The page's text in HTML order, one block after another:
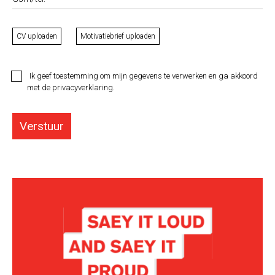
CV uploaden Motivatiebrief uploaden
Ik geef toestemming om mijn gegevens te verwerken en ga akkoord
met de privacyverklaring.
Verstuur